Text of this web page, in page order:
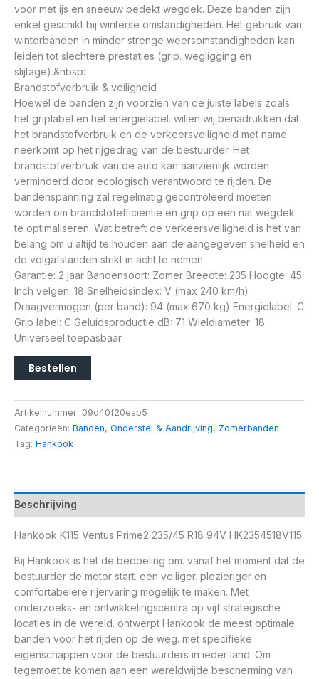
voor met ijs en sneeuw bedekt wegdek. Deze banden zijn
enkel geschikt bij winterse omstandigheden. Het gebruik van
winterbanden in minder strenge weersomstandigheden kan
leiden tot slechtere prestaties (grip. wegligging en
slijtage).&nbsp:
Brandstofverbruik & veiligheid
Hoewel de banden zijn voorzien van de juiste labels zoals
het griplabel en het energielabel. willen wij benadrukken dat
het brandstofverbruik en de verkeersveiligheid met name
neerkomt op het rijgedrag van de bestuurder. Het
brandstofverbruik van de auto kan aanzienlijk worden
verminderd door ecologisch verantwoord te rijden. De
bandenspanning zal regelmatig gecontroleerd moeten
worden om brandstofefficiëntie en grip op een nat wegdek
te optimaliseren. Wat betreft de verkeersveiligheid is het van
belang om u altijd te houden aan de aangegeven snelheid en
de volgafstanden strikt in acht te nemen.
Garantie: 2 jaar Bandensoort: Zomer Breedte: 235 Hoogte: 45
Inch velgen: 18 Snelheidsindex: V (max 240 km/h)
Draagvermogen (per band): 94 (max 670 kg) Energielabel: C
Grip label: C Geluidsproductie dB: 71 Wieldiameter: 18
Universeel toepasbaar
Bestellen
Artikelnummer: 09d40f20eab5
Categorieën: Banden, Onderstel & Aandrijving, Zomerbanden
Tag: Hankook
Beschrijving
Hankook K115 Ventus Prime2 235/45 R18 94V HK2354518V115
Bij Hankook is het de bedoeling om. vanaf het moment dat de
bestuurder de motor start. een veiliger. plezieriger en
comfortabelere rijervaring mogelijk te maken. Met
onderzoeks- en ontwikkelingscentra op vijf strategische
locaties in de wereld. ontwerpt Hankook de meest optimale
banden voor het rijden op de weg. met specifieke
eigenschappen voor de bestuurders in ieder land. Om
tegemoet te komen aan een wereldwijde bescherming van